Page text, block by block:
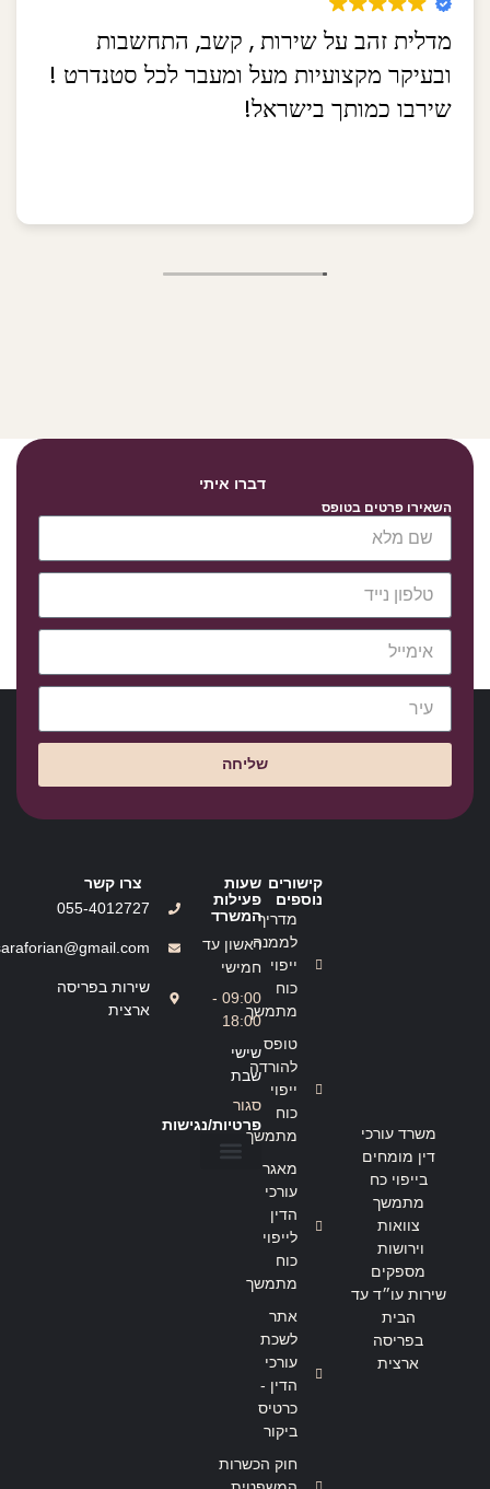
מדלית זהב על שירות , קשב, התחשבות
ובעיקר מקצועיות מעל ומעבר לכל סטנדרט !
שירבו כמותך בישראל!
דברו איתי
השאירו פרטים בטופס
שליחה
משרד עורכי
דין מומחים
בייפוי כח
מתמשך
צוואות
וירושות
מספקים
שירות עו״ד עד
הבית
בפריסה
ארצית
קישורים
נוספים
מדריך
לממנה
ייפוי
כוח
מתמשך
טופס
להורדה
ייפוי
כוח
מתמשך
מאגר
עורכי
הדין
לייפוי
כוח
מתמשך
אתר
לשכת
עורכי
הדין -
כרטיס
ביקור
חוק הכשרות
שעות
פעילות
המשרד
ראשון עד
חמישי
09:00 -
18:00
שישי
שבת
סגור
פרטיות/נגישות
צרו קשר
055-4012727
שירות בפריסה
ארצית